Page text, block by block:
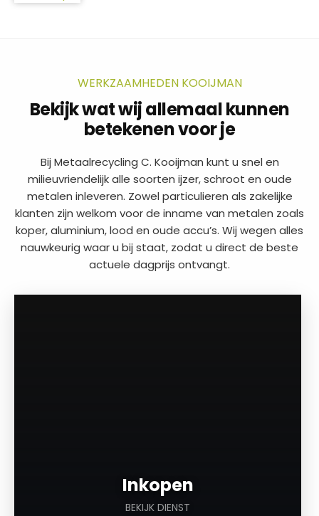
WERKZAAMHEDEN KOOIJMAN
Bekijk wat wij allemaal kunnen
betekenen voor je
Bij Metaalrecycling C. Kooijman kunt u snel en
milieuvriendelijk alle soorten ijzer, schroot en oude
metalen inleveren. Zowel particulieren als zakelijke
klanten zijn welkom voor de inname van metalen zoals
koper, aluminium, lood en oude accu’s. Wij wegen alles
nauwkeurig waar u bij staat, zodat u direct de beste
actuele dagprijs ontvangt.
Inkopen
BEKIJK DIENST